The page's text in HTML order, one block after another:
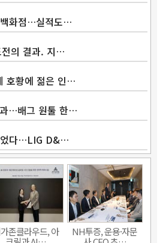
화점…실적도…
전의 결과. 지…
호황에 젊은 인…
…배그 원툴 한…
었다…LIG D&…
존클라우드, 아
NH투증, 운용·자문